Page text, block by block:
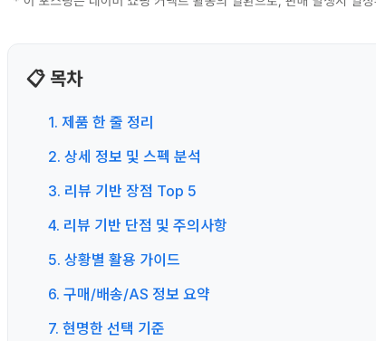
📋 목차
1. 제품 한 줄 정리
2. 상세 정보 및 스펙 분석
3. 리뷰 기반 장점 Top 5
4. 리뷰 기반 단점 및 주의사항
5. 상황별 활용 가이드
6. 구매/배송/AS 정보 요약
7. 현명한 선택 기준